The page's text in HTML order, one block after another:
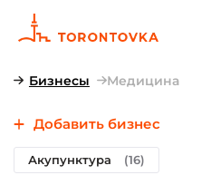
Бизнесы Медицина
Добавить бизнес
Акупунктура (16)